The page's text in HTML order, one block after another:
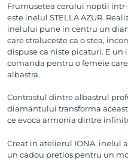
Frumusetea cerului noptii
este inelul STELLA AZUR.
inelului pune in centru un
care straluceste ca o stea,
dispuse ca niste picaturi. E
comanda pentru o femeie
albastra.
Contrastul dintre albastrul
diamantului transforma
ce evoca armonia dintre
Creat in atelierul IONA, inelul
un cadou pretios pentru un